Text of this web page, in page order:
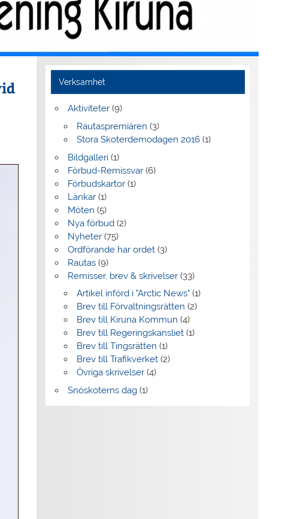
Verksamhet
Aktiviteter(9)
Rautaspremiären (3)
Stora Skoterdemodagen 2016 (1)
Bildgalleri(1)
Förbud-Remissvar(6)
Förbudskartor(1)
Länkar(1)
Möten (5)
Nya förbud(2)
Nyheter(75)
Ordförande har ordet(3)
Rautas(9)
Remisser, brev & skrivelser(33)
Artikel införd i "Arctic News" (1)
Brev till Förvaltningsrätten (2)
Brev till Kiruna Kommun (4)
Brev till Regeringskansliet (1)
Brev till Tingsrätten (1)
Brev till Trafikverket (2)
Övriga skrivelser (4)
Snöskoterns dag(1)